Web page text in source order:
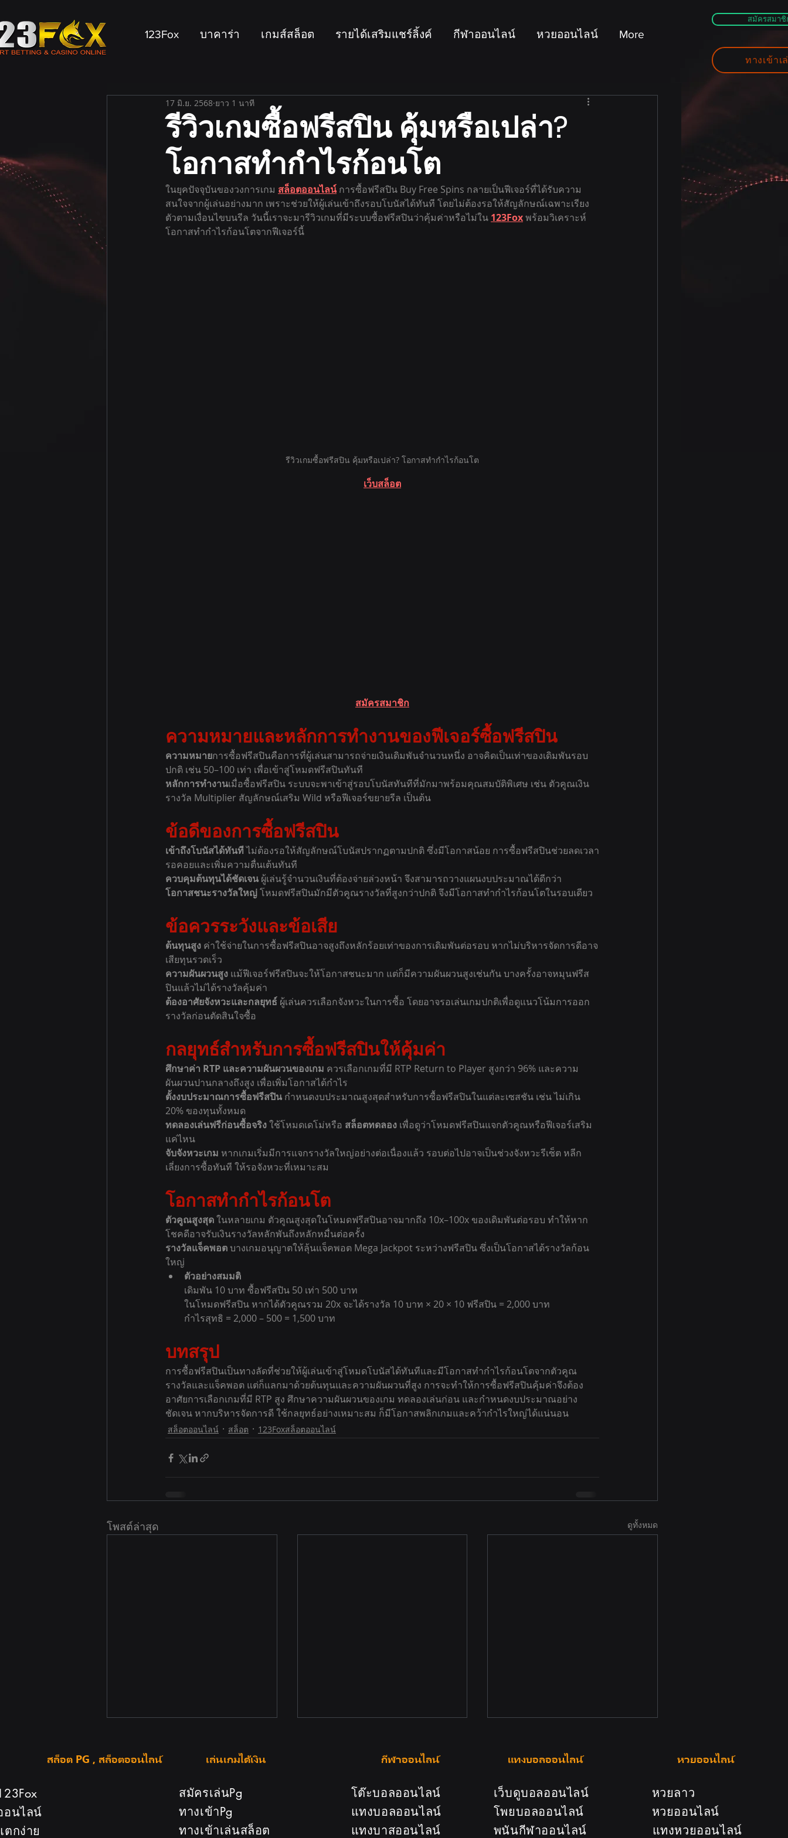
123Fox บาคาร่า เกมส์สล็อต รายได้เสริมแชร์ลิ้งค์ กีฬาออนไลน์ หวยออนไลน์ More
สมัครสมาชิ
ทางเข้าเ
รีวิวเกมซื้อฟรีสปิน คุ้มหรือเปล่า?
โอกาสทำกำไรก้อนโต
17 มิ.ย. 2568 ยาว 1 นาที
ในยุคปัจจุบันของวงการเกม สล็อตออนไลน์ การซื้อฟรีสปิน Buy Free Spins กลายเป็นฟีเจอร์ที่ได้รับความ
สนใจจากผู้เล่นอย่างมาก เพราะช่วยให้ผู้เล่นเข้าถึงรอบโบนัสได้ทันที โดยไม่ต้องรอให้สัญลักษณ์เฉพาะเรียง
ตัวตามเงื่อนไขบนรีล วันนี้เราจะมารีวิวเกมที่มีระบบซื้อฟรีสปินว่าคุ้มค่าหรือไม่ใน 123Fox พร้อมวิเคราะห์
โอกาสทำกำไรก้อนโตจากฟีเจอร์นี้
รีวิวเกมซื้อฟรีสปิน คุ้มหรือเปล่า? โอกาสทำกำไรก้อนโต
เว็บสล็อต
สมัครสมาชิก
ความหมายและหลักการทำงานของฟีเจอร์ซื้อฟรีสปิน
ความหมายการซื้อฟรีสปินคือการที่ผู้เล่นสามารถจ่ายเงินเดิมพันจำนวนหนึ่ง อาจคิดเป็นเท่าของเดิมพันรอบ
ปกติ เช่น 50–100 เท่า เพื่อเข้าสู่โหมดฟรีสปินทันที
หลักการทำงานเมื่อซื้อฟรีสปิน ระบบจะพาเข้าสู่รอบโบนัสทันทีที่มักมาพร้อมคุณสมบัติพิเศษ เช่น ตัวคูณเงิน
รางวัล Multiplier สัญลักษณ์เสริม Wild หรือฟีเจอร์ขยายรีล เป็นต้น
ข้อดีของการซื้อฟรีสปิน
เข้าถึงโบนัสได้ทันที ไม่ต้องรอให้สัญลักษณ์โบนัสปรากฏตามปกติ ซึ่งมีโอกาสน้อย การซื้อฟรีสปินช่วยลดเวลา
รอคอยและเพิ่มความตื่นเต้นทันที
ควบคุมต้นทุนได้ชัดเจน ผู้เล่นรู้จำนวนเงินที่ต้องจ่ายล่วงหน้า จึงสามารถวางแผนงบประมาณได้ดีกว่า
โอกาสชนะรางวัลใหญ่ โหมดฟรีสปินมักมีตัวคูณรางวัลที่สูงกว่าปกติ จึงมีโอกาสทำกำไรก้อนโตในรอบเดียว
ข้อควรระวังและข้อเสีย
ต้นทุนสูง ค่าใช้จ่ายในการซื้อฟรีสปินอาจสูงถึงหลักร้อยเท่าของการเดิมพันต่อรอบ หากไม่บริหารจัดการดีอาจ
เสียทุนรวดเร็ว
ความผันผวนสูง แม้ฟีเจอร์ฟรีสปินจะให้โอกาสชนะมาก แต่ก็มีความผันผวนสูงเช่นกัน บางครั้งอาจหมุนฟรีส
ปินแล้วไม่ได้รางวัลคุ้มค่า
ต้องอาศัยจังหวะและกลยุทธ์ ผู้เล่นควรเลือกจังหวะในการซื้อ โดยอาจรอเล่นเกมปกติเพื่อดูแนวโน้มการออก
รางวัลก่อนตัดสินใจซื้อ
กลยุทธ์สำหรับการซื้อฟรีสปินให้คุ้มค่า
ศึกษาค่า RTP และความผันผวนของเกม ควรเลือกเกมที่มี RTP Return to Player สูงกว่า 96% และความ
ผันผวนปานกลางถึงสูง เพื่อเพิ่มโอกาสได้กำไร
ตั้งงบประมาณการซื้อฟรีสปิน กำหนดงบประมาณสูงสุดสำหรับการซื้อฟรีสปินในแต่ละเซสชัน เช่น ไม่เกิน
20% ของทุนทั้งหมด
ทดลองเล่นฟรีก่อนซื้อจริง ใช้โหมดเดโม่หรือ สล็อตทดลอง เพื่อดูว่าโหมดฟรีสปินแจกตัวคูณหรือฟีเจอร์เสริม
แค่ไหน
จับจังหวะเกม หากเกมเริ่มมีการแจกรางวัลใหญ่อย่างต่อเนื่องแล้ว รอบต่อไปอาจเป็นช่วงจังหวะรีเซ็ต หลีก
เลี่ยงการซื้อทันที ให้รอจังหวะที่เหมาะสม
โอกาสทำกำไรก้อนโต
ตัวคูณสูงสุด ในหลายเกม ตัวคูณสูงสุดในโหมดฟรีสปินอาจมากถึง 10x–100x ของเดิมพันต่อรอบ ทำให้หาก
โชคดีอาจรับเงินรางวัลหลักพันถึงหลักหมื่นต่อครั้ง
รางวัลแจ็คพอต บางเกมอนุญาตให้ลุ้นแจ็คพอต Mega Jackpot ระหว่างฟรีสปิน ซึ่งเป็นโอกาสได้รางวัลก้อน
ใหญ่
ตัวอย่างสมมติ
เดิมพัน 10 บาท ซื้อฟรีสปิน 50 เท่า 500 บาท
ในโหมดฟรีสปิน หากได้ตัวคูณรวม 20x จะได้รางวัล 10 บาท × 20 × 10 ฟรีสปิน = 2,000 บาท
กำไรสุทธิ = 2,000 – 500 = 1,500 บาท
บทสรุป
การซื้อฟรีสปินเป็นทางลัดที่ช่วยให้ผู้เล่นเข้าสู่โหมดโบนัสได้ทันทีและมีโอกาสทำกำไรก้อนโตจากตัวคูณ
รางวัลและแจ็คพอต แต่ก็แลกมาด้วยต้นทุนและความผันผวนที่สูง การจะทำให้การซื้อฟรีสปินคุ้มค่าจึงต้อง
อาศัยการเลือกเกมที่มี RTP สูง ศึกษาความผันผวนของเกม ทดลองเล่นก่อน และกำหนดงบประมาณอย่าง
ชัดเจน หากบริหารจัดการดี ใช้กลยุทธ์อย่างเหมาะสม ก็มีโอกาสพลิกเกมและคว้ากำไรใหญ่ได้แน่นอน
สล็อตออนไลน์ สล็อต 123Foxสล็อตออนไลน์
โพสต์ล่าสุด ดูทั้งหมด
สล็อต PG , สล็อตออนไลน์ เล่นเกมได้เงิน
สมัครเล่นPg
ทางเข้าPg
ทางเข้าเล่นสล็อต
กีฬาออนไลน์
โต๊ะบอลออนไลน์
แทงบอลออนไลน์
แทงบาสออนไลน์
แทงบอลออนไลน์
เว็บดูบอลออนไลน์
โพยบอลออนไลน์
พนันกีฬาออนไลน์
หวยออนไลน์
หวยลาว
หวยออนไลน์
แทงหวยออนไลน์
อนไลน์
กง่าย